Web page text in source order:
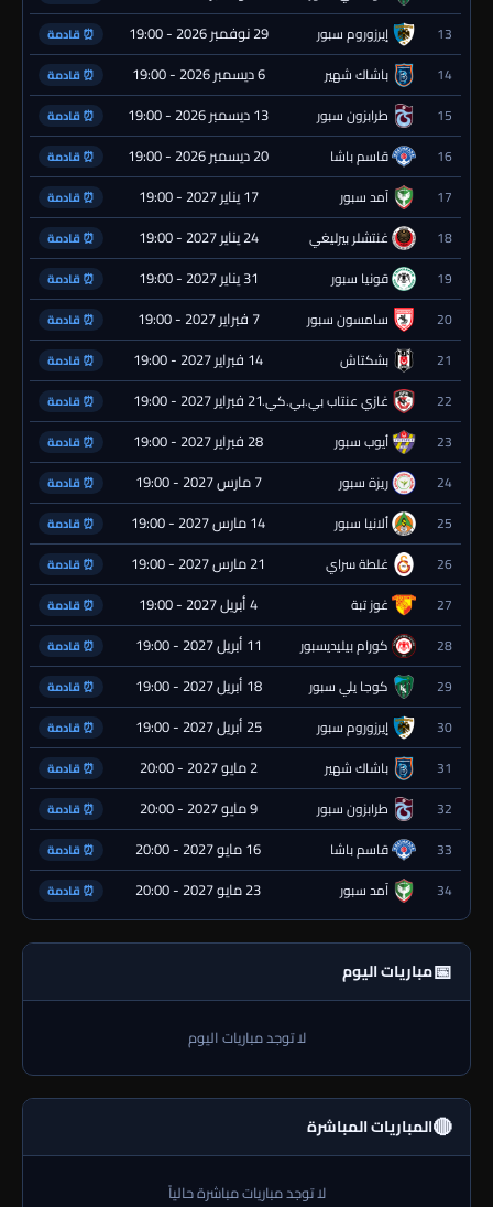
13 إيرزوروم سبور 29 نوفمبر 2026 - 19:00 ⏰ قادمة
14 باشاك شهير 6 ديسمبر 2026 - 19:00 ⏰ قادمة
15 طرابزون سبور 13 ديسمبر 2026 - 19:00 ⏰ قادمة
16 قاسم باشا 20 ديسمبر 2026 - 19:00 ⏰ قادمة
17 آمد سبور 17 يناير 2027 - 19:00 ⏰ قادمة
18 غنتشلر بيرليغي 24 يناير 2027 - 19:00 ⏰ قادمة
19 قونيا سبور 31 يناير 2027 - 19:00 ⏰ قادمة
20 سامسون سبور 7 فبراير 2027 - 19:00 ⏰ قادمة
21 بشكتاش 14 فبراير 2027 - 19:00 ⏰ قادمة
22 غازي عنتاب بي.بي.كي.21 فبراير 2027 - 19:00 ⏰ قادمة
23 أيوب سبور 28 فبراير 2027 - 19:00 ⏰ قادمة
24 ريزة سبور 7 مارس 2027 - 19:00 ⏰ قادمة
25 ألانيا سبور 14 مارس 2027 - 19:00 ⏰ قادمة
26 غلطة سراي 21 مارس 2027 - 19:00 ⏰ قادمة
27 غوز تبة 4 أبريل 2027 - 19:00 ⏰ قادمة
28 كورام بيليديسبور 11 أبريل 2027 - 19:00 ⏰ قادمة
29 كوجا يلي سبور 18 أبريل 2027 - 19:00 ⏰ قادمة
30 إيرزوروم سبور 25 أبريل 2027 - 19:00 ⏰ قادمة
31 باشاك شهير 2 مايو 2027 - 20:00 ⏰ قادمة
32 طرابزون سبور 9 مايو 2027 - 20:00 ⏰ قادمة
33 قاسم باشا 16 مايو 2027 - 20:00 ⏰ قادمة
34 آمد سبور 23 مايو 2027 - 20:00 ⏰ قادمة
📅مباريات اليوم
لا توجد مباريات اليوم
🔴المباريات المباشرة
لا توجد مباريات مباشرة حالياً